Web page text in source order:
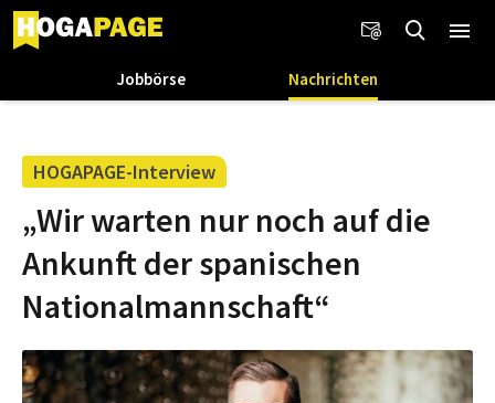
Jobbörse Nachrichten
HOGAPAGE-Interview
„Wir warten nur noch auf die
Ankunft der spanischen
Nationalmannschaft“